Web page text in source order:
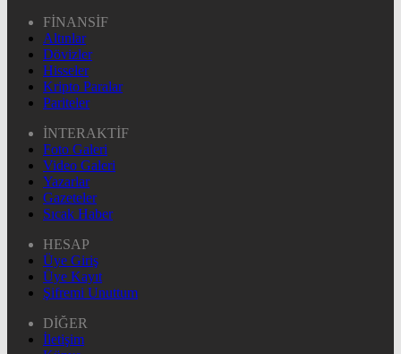
FİNANSİF
Altınlar
Dövizler
Hisseler
Kripto Paralar
Pariteler
İNTERAKTİF
Foto Galeri
Video Galeri
Yazarlar
Gazeteler
Sıcak Haber
HESAP
Üye Giriş
Üye Kayıt
Şifremi Unuttum
DİĞER
İletişim